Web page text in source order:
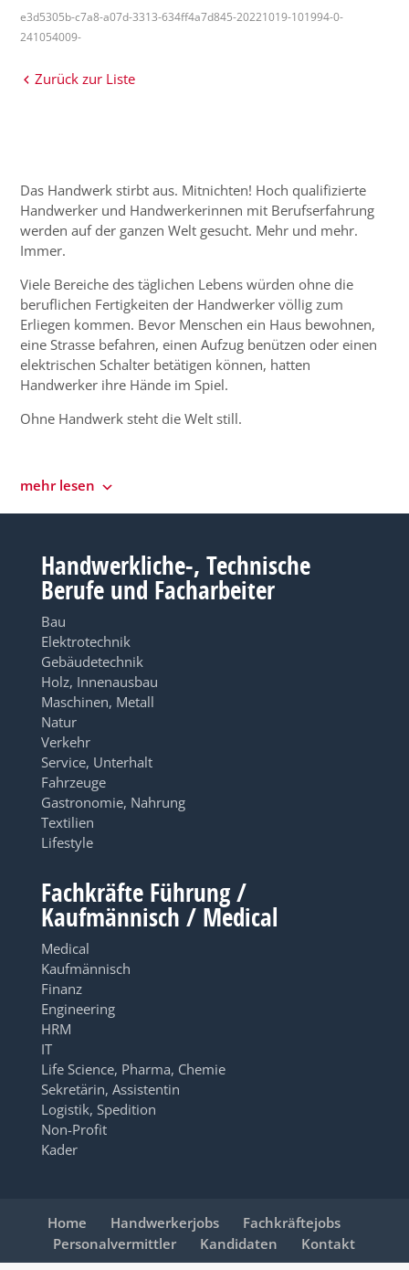
e3d5305b-c7a8-a07d-3313-634ff4a7d845-20221019-101994-0-
241054009-
Zurück zur Liste
Das Handwerk stirbt aus. Mitnichten! Hoch qualifizierte
Handwerker und Handwerkerinnen mit Berufserfahrung
werden auf der ganzen Welt gesucht. Mehr und mehr.
Immer.
Viele Bereiche des täglichen Lebens würden ohne die
beruflichen Fertigkeiten der Handwerker völlig zum
Erliegen kommen. Bevor Menschen ein Haus bewohnen,
eine Strasse befahren, einen Aufzug benützen oder einen
elektrischen Schalter betätigen können, hatten
Handwerker ihre Hände im Spiel.
Ohne Handwerk steht die Welt still.
mehr lesen
Handwerkliche-, Technische
Berufe und Facharbeiter
Bau
Elektrotechnik
Gebäudetechnik
Holz, Innenausbau
Maschinen, Metall
Natur
Verkehr
Service, Unterhalt
Fahrzeuge
Gastronomie, Nahrung
Textilien
Lifestyle
Fachkräfte Führung /
Kaufmännisch / Medical
Medical
Kaufmännisch
Finanz
Engineering
HRM
IT
Life Science, Pharma, Chemie
Sekretärin, Assistentin
Logistik, Spedition
Non-Profit
Kader
Home Handwerkerjobs
Fachkräftejobs
Personalvermittler
Kandidaten Kontakt